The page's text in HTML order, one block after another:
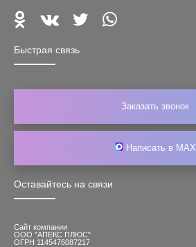
Оставайтесь на связи
Сайт компании
ООО "АПЕКС ПЛЮС"
ОГРН 1145476087217
Быстрая связь
Заказать звонок
Написать в MAX